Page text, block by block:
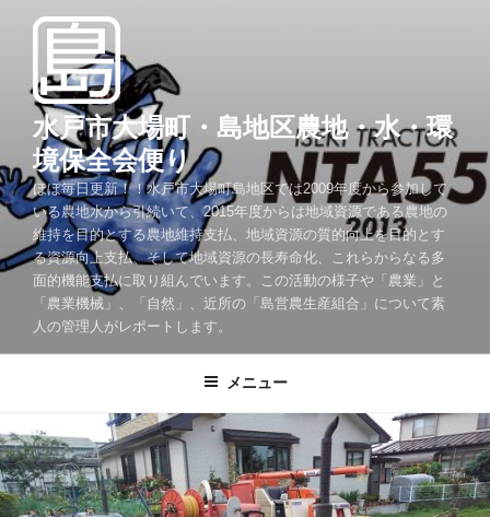
ス
キ
ッ
水戸市大場町・島地区農地・水・環
境保全会便り
ほぼ毎日更新！！水戸市大場町島地区では2009年度から参加して
いる農地水から引続いて、2015年度からは地域資源である農地の
維持を目的とする農地維持支払、地域資源の質的向上を目的とす
る資源向上支払、そして地域資源の長寿命化、これらからなる多
面的機能支払に取り組んでいます。この活動の様子や「農業」と
「農業機械」、「自然」、近所の「島営農生産組合」について素
人の管理人がレポートします。
メニュー